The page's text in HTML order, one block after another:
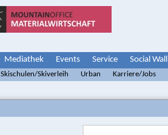
Mediathek Events Service Social Wall
Skischulen/Skiverleih Urban Karriere/Jobs